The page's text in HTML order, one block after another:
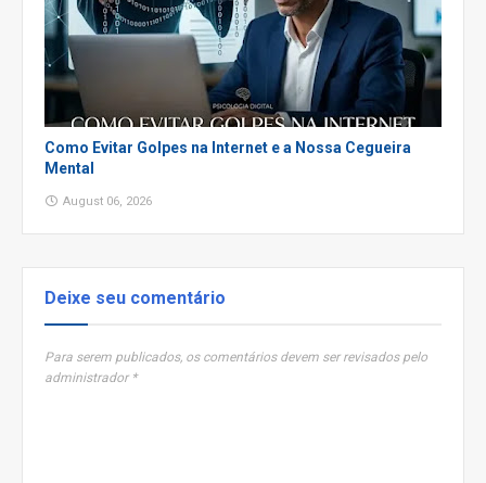
Como Evitar Golpes na Internet e a Nossa Cegueira
Mental
August 06, 2026
Deixe seu comentário
Para serem publicados, os comentários devem ser revisados pelo
administrador *